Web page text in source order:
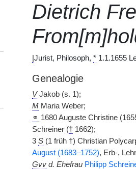
Dietrich
Jurist, Philosoph, *1.1.1655
Genealogie
VJakob (s. 1);
MMaria Weber;
⚭ 1680 Auguste Christine
Schreiner (†1662);
3 S(1 früh †) Christian
August (1683–1752), Erb-,
Gvv d. Ehefrau Philipp